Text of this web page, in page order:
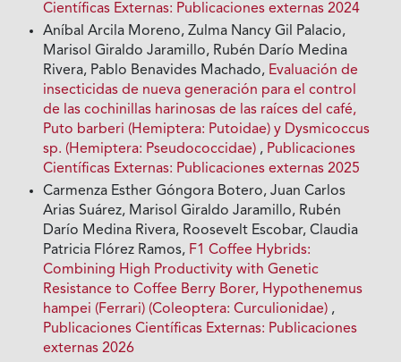
Científicas Externas: Publicaciones externas 2024
Aníbal Arcila Moreno, Zulma Nancy Gil Palacio,
Marisol Giraldo Jaramillo, Rubén Darío Medina
Rivera, Pablo Benavides Machado, Evaluación de
insecticidas de nueva generación para el control
de las cochinillas harinosas de las raíces del café,
Puto barberi (Hemiptera: Putoidae) y Dysmicoccus
sp. (Hemiptera: Pseudococcidae) , Publicaciones
Científicas Externas: Publicaciones externas 2025
Carmenza Esther Góngora Botero, Juan Carlos
Arias Suárez, Marisol Giraldo Jaramillo, Rubén
Darío Medina Rivera, Roosevelt Escobar, Claudia
Patricia Flórez Ramos, F1 Coffee Hybrids:
Combining High Productivity with Genetic
Resistance to Coffee Berry Borer, Hypothenemus
hampei (Ferrari) (Coleoptera: Curculionidae) ,
Publicaciones Científicas Externas: Publicaciones
externas 2026